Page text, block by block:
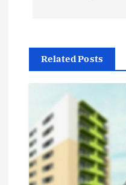
г
а
и
я
Related Posts